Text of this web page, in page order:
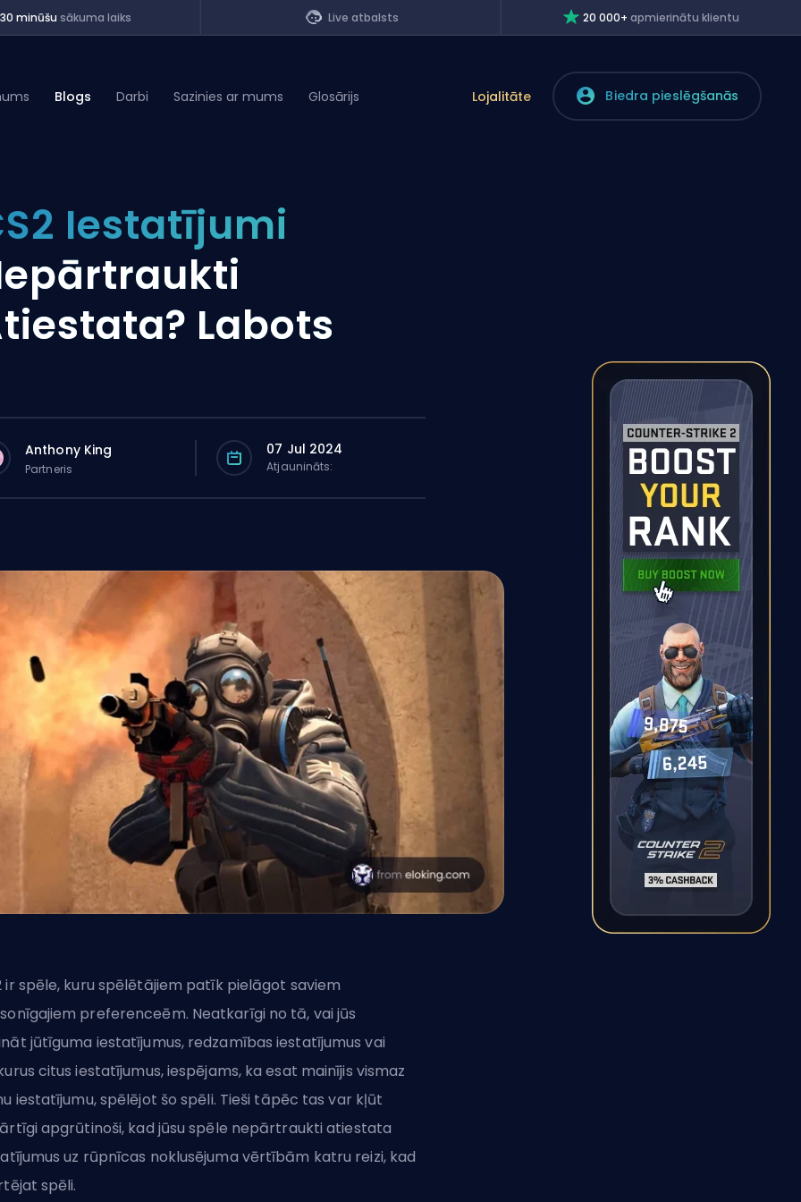
minūšu sākuma laiks Live atbalsts 20 000+apmierinātu klientu
Blogs Darbi Sazinies ar mums Glosārijs Lojalitāte Biedra pieslēgšanās
Iestatījumi
Labots
Anthony King
Partneris
07 Jul 2024
Atjaunināts:
ir spēle, kuru spēlētājiem patīk pielāgot saviem
preferenceēm. Neatkarīgi no tā, vai jūs
jūtīguma iestatījumus, redzamības iestatījumus vai
citus iestatījumus, iespējams, ka esat mainījis vismaz
iestatījumu, spēlējot šo spēli. Tieši tāpēc tas var kļūt
apgrūtinoši, kad jūsu spēle nepārtraukti atiestata
uz rūpnīcas noklusējuma vērtībām katru reizi, kad
spēli.